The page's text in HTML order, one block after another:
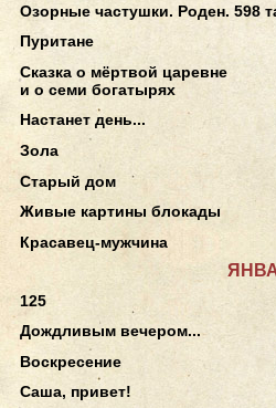
Озорные частушки. Роден. 598
Пуритане
Сказка о мёртвой царевне
и о семи богатырях
Настанет день...
Зола
Старый дом
Живые картины блокады
Красавец-мужчина
125
Дождливым вечером...
Воскресение
Саша, привет!